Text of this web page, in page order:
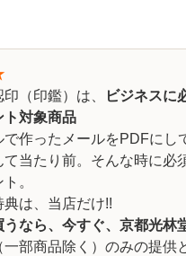
（印鑑）は、
ビジネスに
ト対象商品
で作ったメールをPDFにし
て当たり前。そんな時に必
。
典は、当店だけ!!
なら、 今すぐ、京都光林
部商品除く）のみの提供